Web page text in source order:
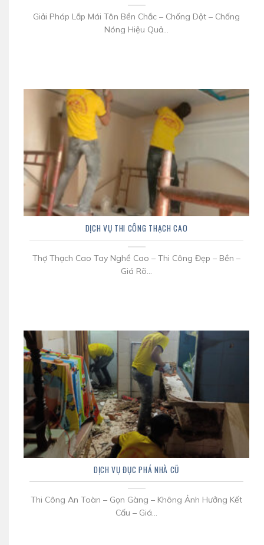
Giải Pháp Lắp Mái Tôn Bền Chắc – Chống Dột – Chống
Nóng Hiệu Quả...
DỊCH VỤ THI CÔNG THẠCH CAO
Thợ Thạch Cao Tay Nghề Cao – Thi Công Đẹp – Bền –
Giá Rõ...
DỊCH VỤ ĐỤC PHÁ NHÀ CŨ
Thi Công An Toàn – Gọn Gàng – Không Ảnh Hưởng Kết
Cấu – Giá...